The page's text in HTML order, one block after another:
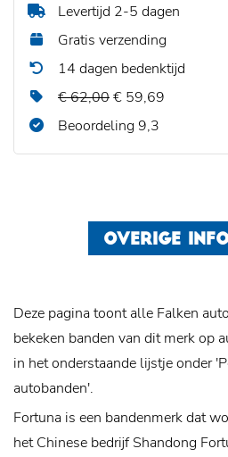
Levertijd 2-5 dagen
Gratis verzending
14 dagen bedenktijd
€ 62,00€ 59,69
Beoordeling 9,3
OVERIGE
Deze pagina toont alle Falken
bekeken banden van dit merk op
in het onderstaande lijstje onder
autobanden'.
Fortuna is een bandenmerk dat
het Chinese bedrijf Shandong